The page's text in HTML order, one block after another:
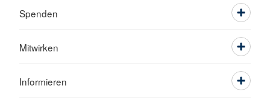
Spenden
Mitwirken
Informieren